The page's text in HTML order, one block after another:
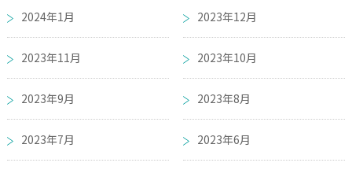
2024年1月 2023年12月
2023年11月 2023年10月
2023年9月 2023年8月
2023年7月 2023年6月